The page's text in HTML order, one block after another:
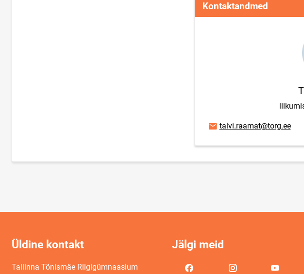
Kontaktandmed
E-posti aadress
talvi.raamat@torg.ee
Üldine kontakt
Tallinna Tõnismäe Riigigümnaasium
Jälgi meid